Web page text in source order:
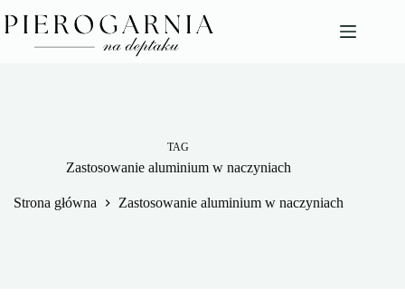
do
TAG
Zastosowanie aluminium w naczyniach
Strona główna Zastosowanie aluminium w naczyniach